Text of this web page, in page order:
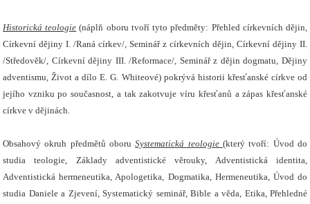
Historická teologie (náplň oboru tvoří tyto předměty: Přehled církevních dějin,
Církevní dějiny I. /Raná církev/, Seminář z církevních dějin, Církevní dějiny II.
/Středověk/, Církevní dějiny III. /Reformace/, Seminář z dějin dogmatu, Dějiny
adventismu, Život a dílo E. G. Whiteové) pokrývá historii křesťanské církve od
jejího vzniku po současnost, a tak zakotvuje víru křesťanů a zápas křesťanské
církve v dějinách.
Obsahový okruh předmětů oboruSystematická teologie(který tvoří: Úvod do
studia teologie, Základy adventistické věrouky, Adventistická identita,
Adventistická hermeneutika, Apologetika, Dogmatika, Hermeneutika, Úvod do
studia Daniele a Zjevení, Systematický seminář, Bible a věda, Etika, Přehledné